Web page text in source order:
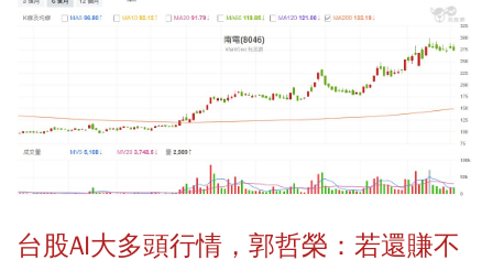
台股AI大多頭行情，郭哲榮：若還賺不